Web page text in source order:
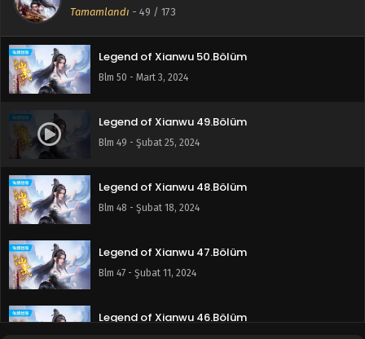
Tamamlandı - 49 / 173
Blm 51 - Mart 10, 2024
Legend of Xianwu 50.Bölüm
Blm 50 - Mart 3, 2024
Legend of Xianwu 49.Bölüm
Blm 49 - Şubat 25, 2024
Legend of Xianwu 48.Bölüm
Blm 48 - Şubat 18, 2024
Legend of Xianwu 47.Bölüm
Blm 47 - Şubat 11, 2024
Legend of Xianwu 46.Bölüm